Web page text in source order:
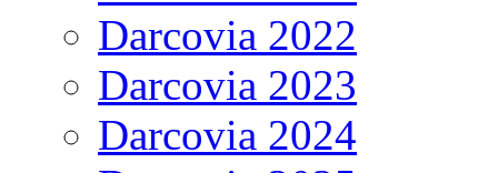
Darcovia 2022
Darcovia 2023
Darcovia 2024